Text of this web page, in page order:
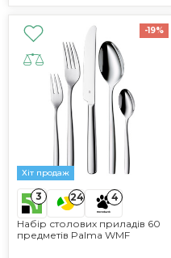
Хіт продаж
3 24 4
Набір столових приладів 60
предметів Palma WMF
-19%